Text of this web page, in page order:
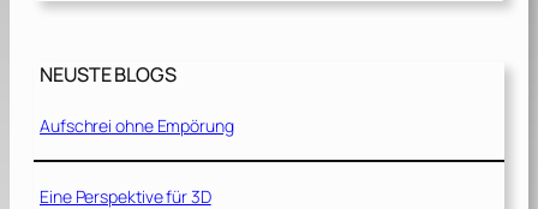
NEUSTE BLOGS
Aufschrei ohne Empörung
Eine Perspektive für 3D